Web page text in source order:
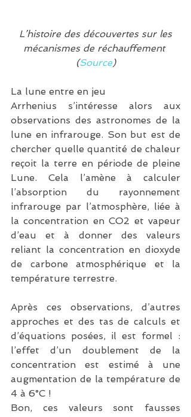
L’histoire des découvertes sur les
mécanismes de réchauffement
(Source)
La lune entre en jeu
Arrhenius s’intéresse alors aux
observations des astronomes de la
lune en infrarouge. Son but est de
chercher quelle quantité de chaleur
reçoit la terre en période de pleine
Lune. Cela l’amène à calculer
l’absorption du rayonnement
infrarouge par l’atmosphère, liée à
la concentration en CO2 et vapeur
d’eau et à donner des valeurs
reliant la concentration en dioxyde
de carbone atmosphérique et la
température terrestre.
Après ces observations, d’autres
approches et des tas de calculs et
d’équations posées, il est formel :
l’effet d’un doublement de la
concentration est estimé à une
augmentation de la température de
4 à 6°C !
Bon, ces valeurs sont fausses